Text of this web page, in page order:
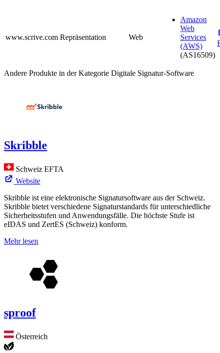
www.scrive.com Repräsentation Web
Amazon
Web
Services
(AWS)
(AS16509)
Andere Produkte in der Kategorie Digitale Signatur-Software
Skribble
Schweiz EFTA
Website
Skribble ist eine elektronische Signatursoftware aus der Schweiz.
Skribble bietet verschiedene Signaturstandards für unterschiedliche
Sicherheitsstufen und Anwendungsfälle. Die höchste Stufe ist
eIDAS und ZertES (Schweiz) konform.
Mehr lesen
sproof
Österreich